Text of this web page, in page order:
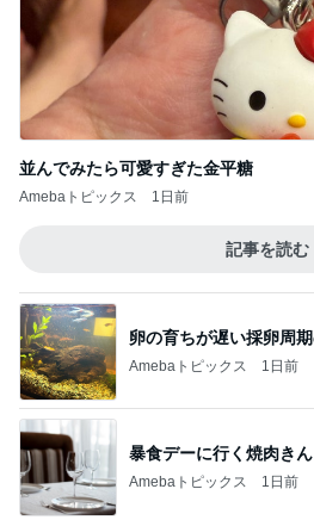
並んでみたら可愛すぎた金平糖
Amebaトピックス 1日前
記事を読む
卵の育ちが遅い採卵周
Amebaトピックス 1日前
暴食デーに行く焼肉き
Amebaトピックス 1日前